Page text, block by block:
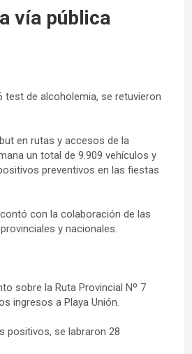
vía pública
test de alcoholemia, se retuvieron
en rutas y accesos de la
un total de 9.909 vehículos y
preventivos en las fiestas
con la colaboración de las
y nacionales.
sobre la Ruta Provincial Nº 7
ingresos a Playa Unión.
positivos, se labraron 28